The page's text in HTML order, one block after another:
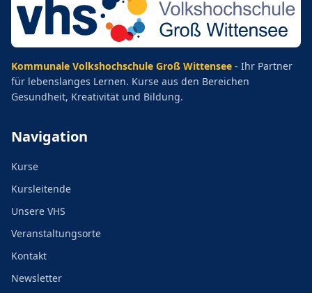
Kommunale Volkshochschule Groß Wittensee - Ihr Partner
für lebenslanges Lernen. Kurse aus den Bereichen
Gesundheit, Kreativität und Bildung.
Navigation
Kurse
Kursleitende
Unsere VHS
Veranstaltungsorte
Kontakt
Newsletter